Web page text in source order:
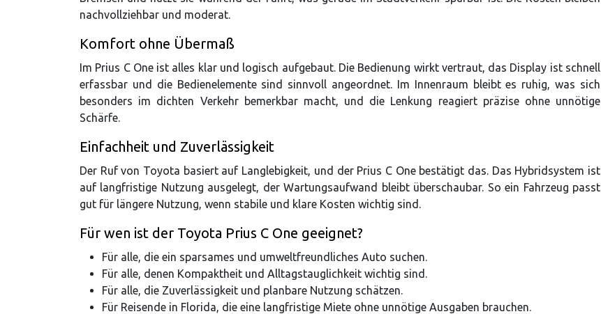
nachvollziehbar und moderat.
Komfort ohne Übermaß
Im Prius C One ist alles klar und logisch aufgebaut. Die Bedienung wirkt vertraut, das Display ist schnell
erfassbar und die Bedienelemente sind sinnvoll angeordnet. Im Innenraum bleibt es ruhig, was sich
besonders im dichten Verkehr bemerkbar macht, und die Lenkung reagiert präzise ohne unnötige
Schärfe.
Einfachheit und Zuverlässigkeit
Der Ruf von Toyota basiert auf Langlebigkeit, und der Prius C One bestätigt das. Das Hybridsystem ist
auf langfristige Nutzung ausgelegt, der Wartungsaufwand bleibt überschaubar. So ein Fahrzeug passt
gut für längere Nutzung, wenn stabile und klare Kosten wichtig sind.
Für wen ist der Toyota Prius C One geeignet?
Für alle, die ein sparsames und umweltfreundliches Auto suchen.
Für alle, denen Kompaktheit und Alltagstauglichkeit wichtig sind.
Für alle, die Zuverlässigkeit und planbare Nutzung schätzen.
Für Reisende in Florida, die eine langfristige Miete ohne unnötige Ausgaben brauchen.